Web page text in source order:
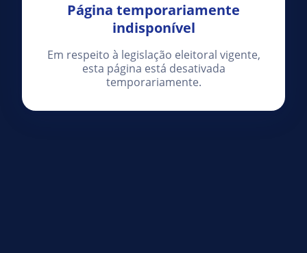
Página temporariamente
indisponível
Em respeito à legislação eleitoral vigente,
esta página está desativada
temporariamente.